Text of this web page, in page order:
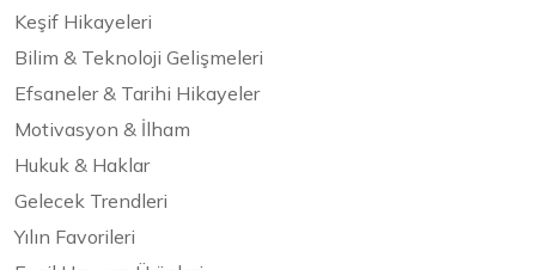
Keşif Hikayeleri
Bilim & Teknoloji Gelişmeleri
Efsaneler & Tarihi Hikayeler
Motivasyon & İlham
Hukuk & Haklar
Gelecek Trendleri
Yılın Favorileri